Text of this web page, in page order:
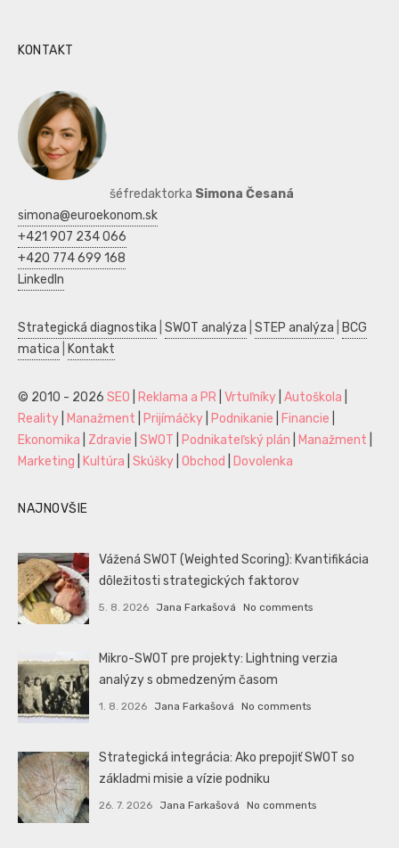
KONTAKT
šéfredaktorka Simona Česaná
simona@euroekonom.sk
+421 907 234 066
+420 774 699 168
LinkedIn
Strategická diagnostika SWOT analýza STEP analýza
BCG
matica
Kontakt
© 2010 - 2026 SEO Reklama a PR Vrtuľníky Autoškola
Reality
Manažment Prijímáčky Podnikanie Financie
Ekonomika
Zdravie SWOT Podnikateľský plán Manažment
Marketing
Kultúra Skúšky Obchod Dovolenka
NAJNOVŠIE
Vážená SWOT (Weighted Scoring): Kvantifikácia
dôležitosti strategických faktorov
5. 8. 2026 Jana Farkašová No comments
Mikro-SWOT pre projekty: Lightning verzia
analýzy s obmedzeným časom
1. 8. 2026 Jana Farkašová No comments
Strategická integrácia: Ako prepojiť SWOT so
základmi misie a vízie podniku
26. 7. 2026 Jana Farkašová No comments